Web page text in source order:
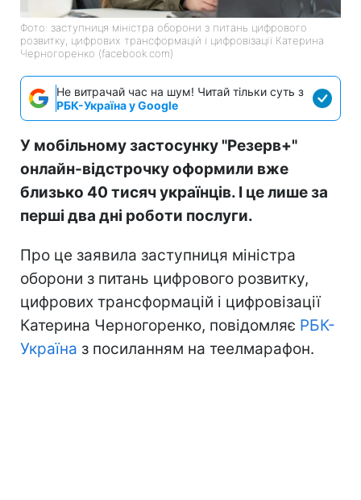
Фото: заступниця міністра оборони з питань цифрового
розвитку, цифрових трансформацій і цифровізації Катерина
Черногоренко (facebook.com)
Не витрачай час на шум! Читай тільки суть з
РБК-Україна у Google
У мобільному застосунку "Резерв+"
онлайн-відстрочку оформили вже
близько 40 тисяч українців. І це лише за
перші два дні роботи послуги.
Про це заявила заступниця міністра
оборони з питань цифрового розвитку,
цифрових трансформацій і цифровізації
Катерина Черногоренко, повідомляє РБК-
Україна з посиланням на теелмарафон.